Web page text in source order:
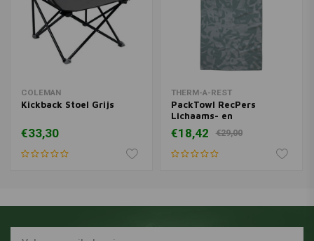
COLEMAN
Kickback Stoel Grijs
€33,30
THERM-A-REST
PackTowl RecPers
Lichaams- en
Strandhanddoek
€18,42 €29,00